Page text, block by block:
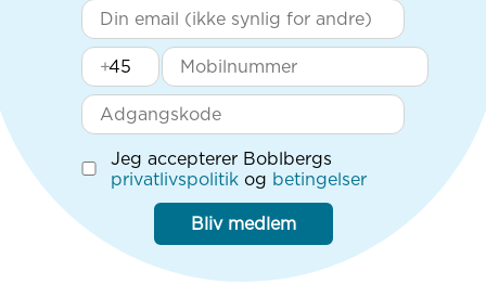
+
Jeg accepterer Boblbergs
privatlivspolitik og betingelser
Bliv medlem